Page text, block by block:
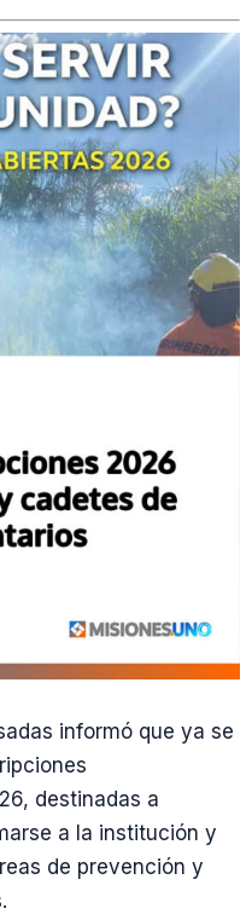
informó que ya se
destinadas a
a la institución y
de prevención y